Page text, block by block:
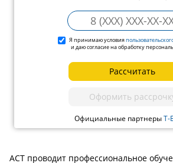
Я принимаю условия
и даю согласие на обработку
Рассчитать
Оформить
Официальные партнерыТ-
АСТ проводит профессиональное